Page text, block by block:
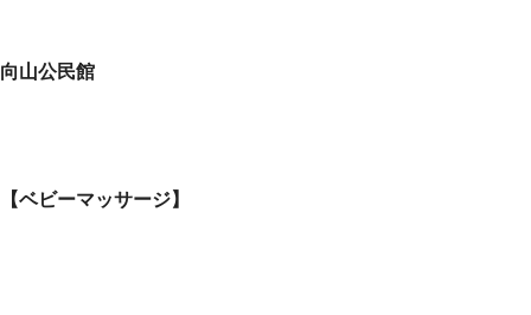
向山公民館
【ベビーマッサージ】